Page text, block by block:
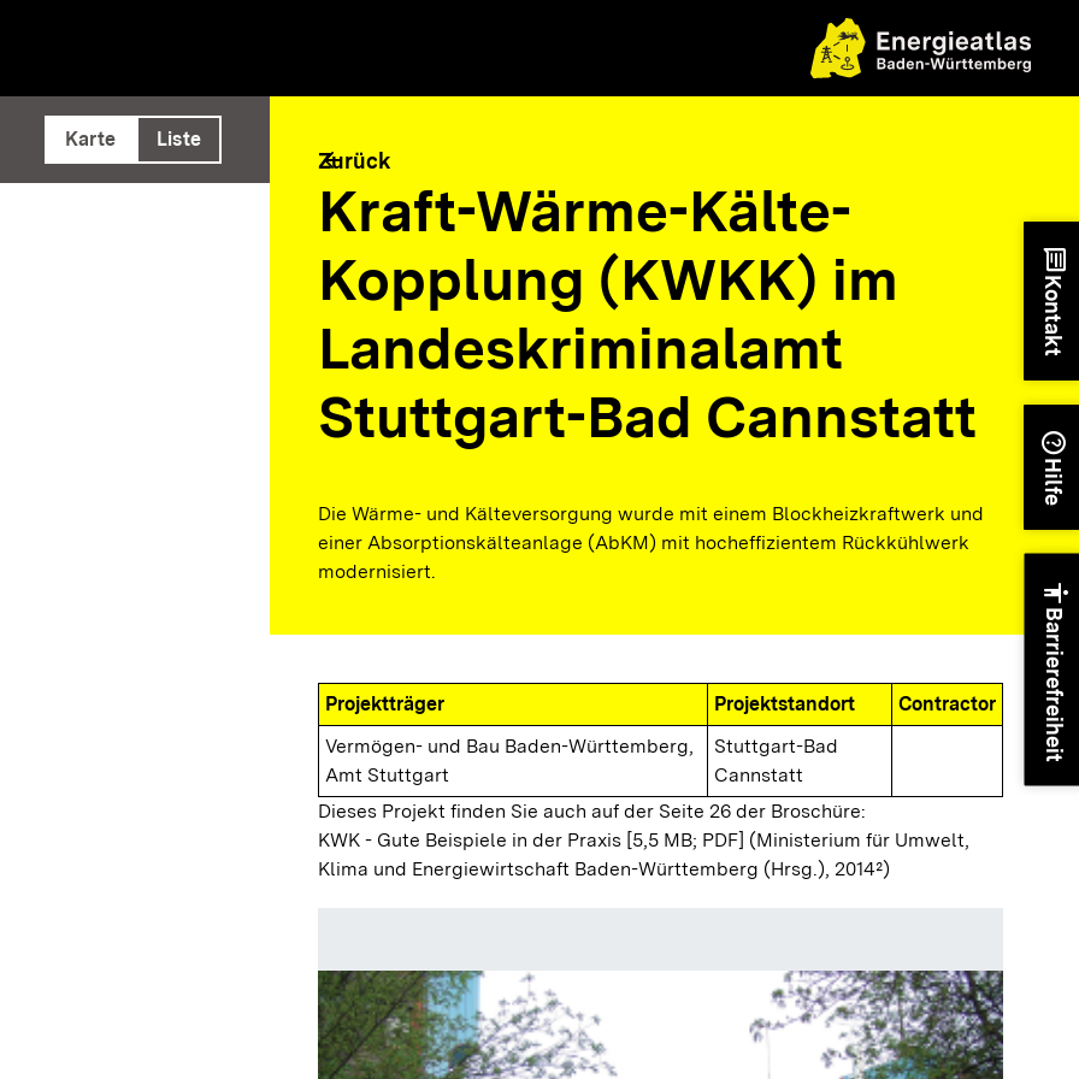
ausführen
Karte Liste
arrow_back
Zurück
Kraft-Wärme-Kälte-
Kopplung (KWKK) im
Landeskriminalamt
Stuttgart-Bad Cannstatt
Die Wärme- und Kälteversorgung wurde mit einem Blockheizkraftwerk und
einer Absorptionskälteanlage (AbKM) mit hocheffizientem Rückkühlwerk
modernisiert.
Projektträger Projektstandort
Contractor
Vermögen- und Bau Baden-Württemberg,
Amt Stuttgart
Stuttgart-Bad
Cannstatt
Dieses Projekt finden Sie auch auf der Seite 26 der Broschüre:
KWK - Gute Beispiele in der Praxis [5,5 MB; PDF] (Ministerium für Umwelt,
Klima und Energiewirtschaft Baden-Württemberg (Hrsg.), 2014²)
chat
Kontakt
help
Hilfe
accessibility
Barrierefreiheit